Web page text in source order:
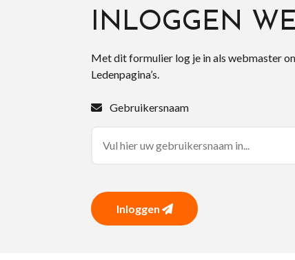
INLOGGEN
Met dit formulier log je in als webmaster
Ledenpagina’s.
Gebruikersnaam
Inloggen